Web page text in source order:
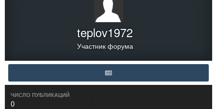
teplov1972
Участник форума
ЧИСЛО ПУБЛИКАЦИЙ
0